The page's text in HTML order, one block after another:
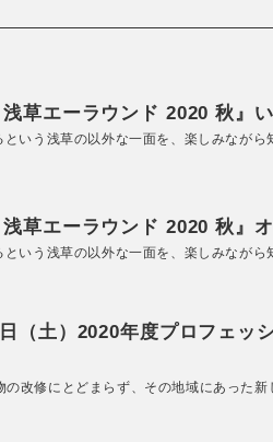
草エーラウンド 2020 秋』
いう浅草の以外な一面を、楽しみながら
草エーラウンド 2020 秋』
いう浅草の以外な一面を、楽しみながら
（土）2020年度プロフェッ
の改修にとどまらず、その地域にあった新